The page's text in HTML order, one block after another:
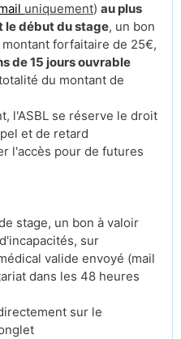
uniquement) au plus
le début du stage, un bon
forfaitaire de 25€,
de 15 jours ouvrable
du montant de
l'ASBL se réserve le droit
et de retard
l'accès pour de futures
stage, un bon à valoir
sur
valide envoyé (mail
dans les 48 heures
sur le